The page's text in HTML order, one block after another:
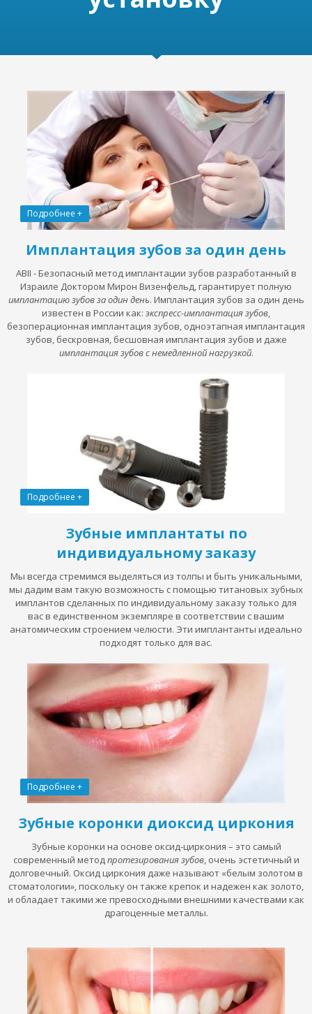
Подробнее +
Имплантация зубов за один день
ABII - Безопасный метод имплантации зубов разработанный в
Израиле Доктором Мирон Визенфельд, гарантирует полную
имплантацию зубов за один день. Имплантация зубов за один день
известен в России как: экспресс-имплантация зубов,
безоперационная имплантация зубов, одноэтапная имплантация
зубов, бескровная, бесшовная имплантация зубов и даже
имплантация зубов с немедленной нагрузкой.
Подробнее +
Зубные имплантаты по
индивидуальному заказу
Мы всегда стремимся выделяться из толпы и быть уникальными,
мы дадим вам такую возможность с помощью титановых зубных
имплантов сделанных по индивидуальному заказу только для
вас в единственном экземпляре в соответствии с вашим
анатомическим строением челюсти. Эти имплантанты идеально
подходят только для вас.
Подробнее +
Зубные коронки диоксид циркония
Зубные коронки на основе оксид-циркония – это самый
современный методпротезирования зубов, очень эстетичный и
долговечный. Оксид циркония даже называют «белым золотом в
стоматологии», поскольку он также крепок и надежен как золото,
и обладает такими же превосходными внешними качествами как
драгоценные металлы.